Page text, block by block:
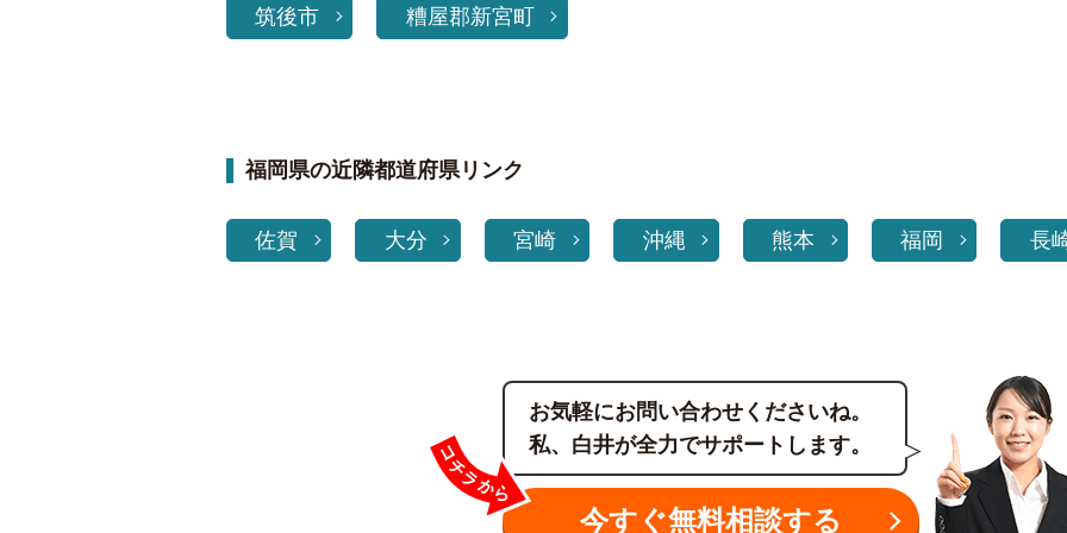
筑後市 糟屋郡新宮町
福岡県の近隣都道府県リンク
佐賀 大分 宮崎 沖縄 熊本 福岡 長
お気軽にお問い合わせくださいね。
私、白井が全力でサポートします。
今すぐ無料相談する